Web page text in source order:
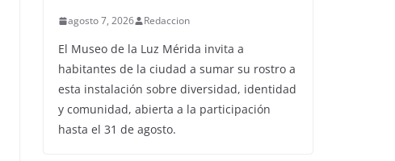
agosto 7, 2026 Redaccion
El Museo de la Luz Mérida invita a
habitantes de la ciudad a sumar su rostro a
esta instalación sobre diversidad, identidad
y comunidad, abierta a la participación
hasta el 31 de agosto.